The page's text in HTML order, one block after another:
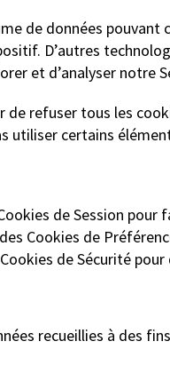
de données
D’autres
et d’analyser notre
refuser tous les
utiliser certains
de Session
Cookies de
de Sécurité
recueillies à des